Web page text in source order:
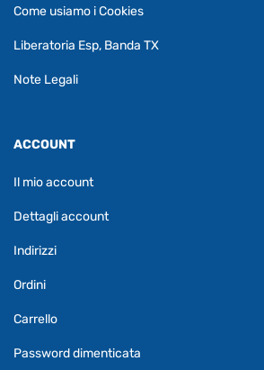
Come usiamo i Cookies
Liberatoria Esp, Banda TX
Note Legali
ACCOUNT
Il mio account
Dettagli account
Indirizzi
Ordini
Carrello
Password dimenticata